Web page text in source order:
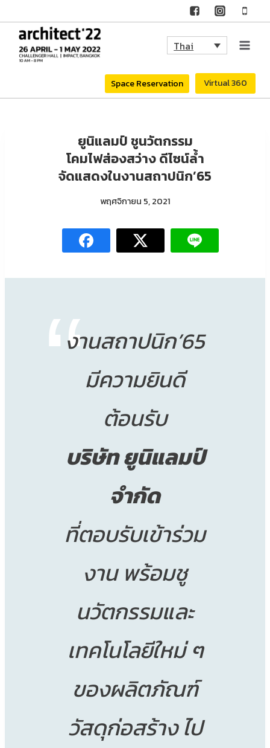
content
Thai
Space Reservation Virtual 360
ยูนิแลมป์ ชูนวัตกรรม
โคมไฟส่องสว่าง ดีไซน์ล้ำ
จัดแสดงในงานสถาปนิก’65
พฤศจิกายน 5, 2021
งานสถาปนิก’65
มีความยินดี
ต้อนรับ
บริษัท ยูนิแลมป์
จำกัด
ที่ตอบรับเข้าร่วม
งาน พร้อมชู
นวัตกรรมและ
เทคโนโลยีใหม่ ๆ
ของผลิตภัณฑ์
วัสดุก่อสร้าง ไป